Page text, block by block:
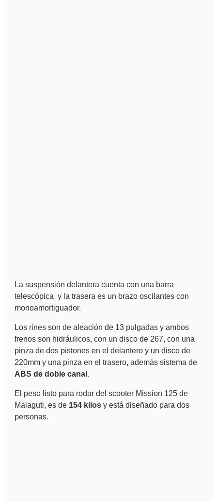
La suspensión delantera cuenta con una barra
telescópica y la trasera es un brazo oscilantes con
monoamortiguador.
Los rines son de aleación de 13 pulgadas y ambos
frenos son hidráulicos, con un disco de 267, con una
pinza de dos pistones en el delantero y un disco de
220mm y una pinza en el trasero, además sistema de
ABS de doble canal .
El peso listo para rodar del scooter Mission 125 de
Malaguti, es de 154 kilosy está diseñado para dos
personas.